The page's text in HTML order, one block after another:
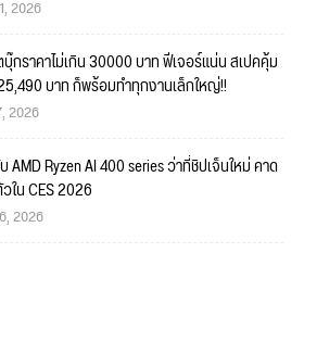
2026
บุ๊กราคาไม่เกิน 30000 บาท ฟีเจอร์แน่น สเปคคุ้ม
บาท ก็พร้อมทำทุกงานเล็กใหญ่!!
2026
AMD Ryzen AI 400 series ว่าที่ชิปเจ็นใหม่ คาด
ใน CES 2026
2026